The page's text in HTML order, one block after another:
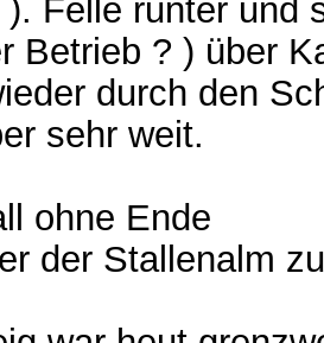
). Felle runter und
Betrieb ? ) über
durch den
sehr weit.
ohne Ende
der Stallenalm